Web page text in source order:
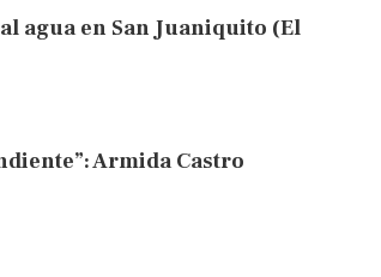
agua en San Juaniquito (El
Armida Castro